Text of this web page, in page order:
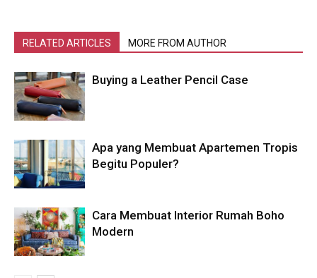
RELATED ARTICLES MORE FROM AUTHOR
Buying a Leather Pencil Case
Apa yang Membuat Apartemen Tropis
Begitu Populer?
Cara Membuat Interior Rumah Boho
Modern